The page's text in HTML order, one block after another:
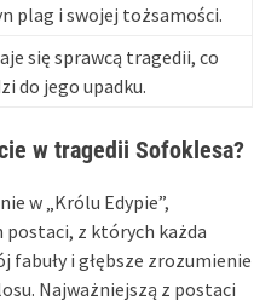
plag i swojej tożsamości.
się sprawcą tragedii, co
do jego upadku.
w tragedii Sofoklesa?
w „Królu Edypie”,
z których każda
fabuły i głębsze zrozumienie
Najważniejszą z postaci